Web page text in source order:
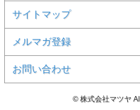
サイトマップ
メルマガ登録
お問い合わせ
© 株式会社マツヤ